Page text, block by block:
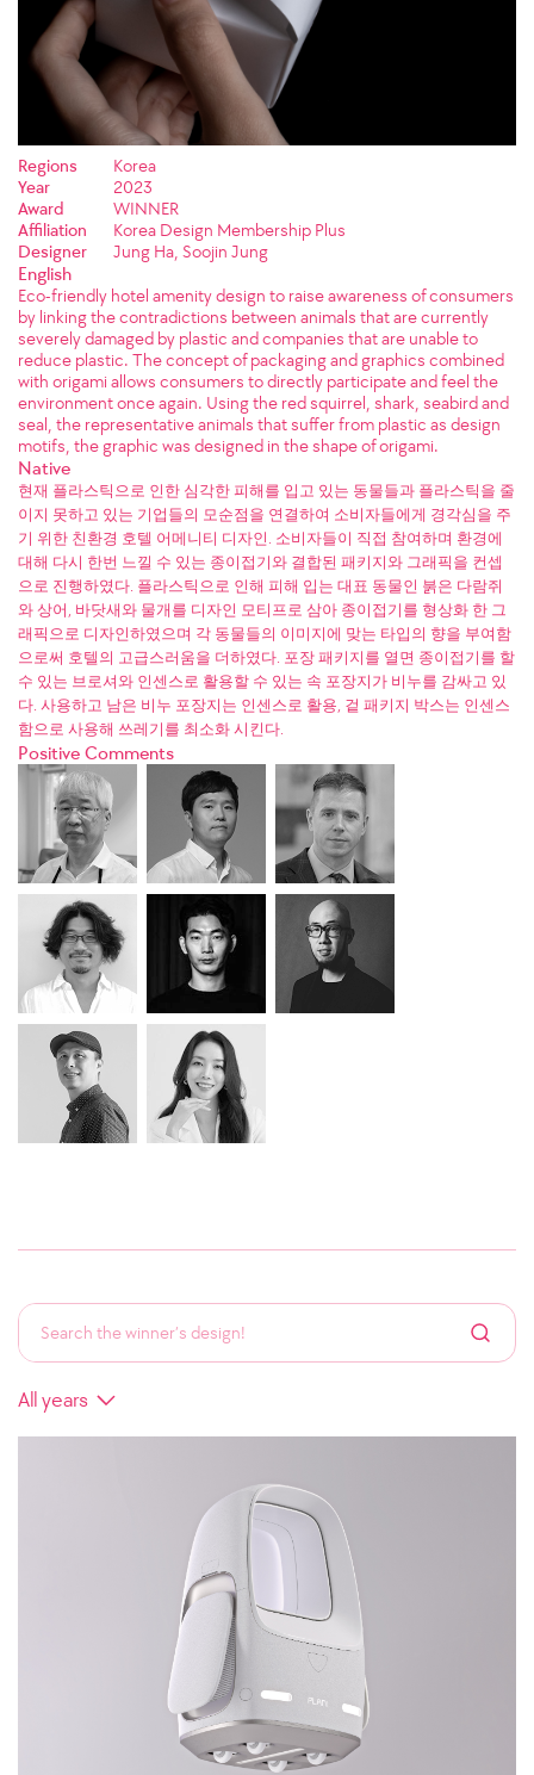
Regions
Korea
Year
2023
Award
WINNER
Affiliation
Korea Design Membership Plus
Designer
Jung Ha, Soojin Jung
English
Eco-friendly hotel amenity design to raise awareness of consumers
by linking the contradictions between animals that are currently
severely damaged by plastic and companies that are unable to
reduce plastic. The concept of packaging and graphics combined
with origami allows consumers to directly participate and feel the
environment once again. Using the red squirrel, shark, seabird and
seal, the representative animals that suffer from plastic as design
motifs, the graphic was designed in the shape of origami.
Native
현재 플라스틱으로 인한 심각한 피해를 입고 있는 동물들과 플라스틱을 줄
이지 못하고 있는 기업들의 모순점을 연결하여 소비자들에게 경각심을 주
기 위한 친환경 호텔 어메니티 디자인. 소비자들이 직접 참여하며 환경에
대해 다시 한번 느낄 수 있는 종이접기와 결합된 패키지와 그래픽을 컨셉
으로 진행하였다. 플라스틱으로 인해 피해 입는 대표 동물인 붉은 다람쥐
와 상어, 바닷새와 물개를 디자인 모티프로 삼아 종이접기를 형상화 한 그
래픽으로 디자인하였으며 각 동물들의 이미지에 맞는 타입의 향을 부여함
으로써 호텔의 고급스러움을 더하였다. 포장 패키지를 열면 종이접기를 할
수 있는 브로셔와 인센스로 활용할 수 있는 속 포장지가 비누를 감싸고 있
다. 사용하고 남은 비누 포장지는 인센스로 활용, 겉 패키지 박스는 인센스
함으로 사용해 쓰레기를 최소화 시킨다.
Positive Comments